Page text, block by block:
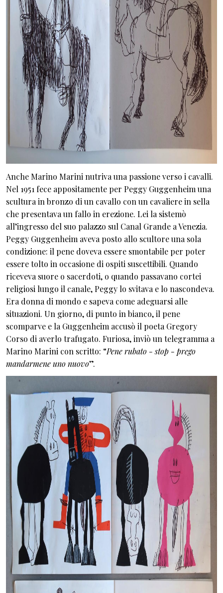
Anche Marino Marini nutriva una passione verso i cavalli.
Nel 1951 fece appositamente per Peggy Guggenheim una
scultura in bronzo di un cavallo con un cavaliere in sella
che presentava un fallo in erezione. Lei la sistemò
all’ingresso del suo palazzo sul Canal Grande a Venezia.
Peggy Guggenheim aveva posto allo scultore una sola
condizione: il pene doveva essere smontabile per poter
essere tolto in occasione di ospiti suscettibili. Quando
riceveva suore o sacerdoti, o quando passavano cortei
religiosi lungo il canale, Peggy lo svitava e lo nascondeva.
Era donna di mondo e sapeva come adeguarsi alle
situazioni. Un giorno, di punto in bianco, il pene
scomparve e la Guggenheim accusò il poeta Gregory
Corso di averlo trafugato. Furiosa, inviò un telegramma a
Marino Marini con scritto: “Pene rubato - stop - prego
mandarmene uno nuovo”.